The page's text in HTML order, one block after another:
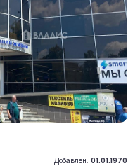
Добавлен: 01.01.1970